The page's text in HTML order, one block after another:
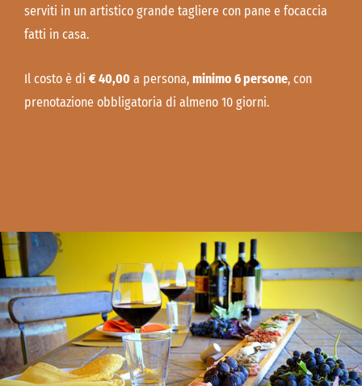
serviti in un artistico grande tagliere con pane e focaccia
fatti in casa.
Il costo è di € 40,00 a persona, minimo 6 persone, con
prenotazione obbligatoria di almeno 10 giorni.